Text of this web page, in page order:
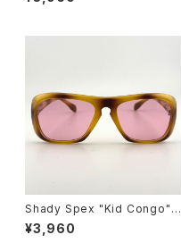
aint/Polarized Dark Green l
Shady Spex "Kid Congo" s
unglasses, Tiger w/Pink le
ns
¥3,960